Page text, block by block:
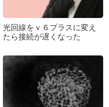
光回線をｖ６プラスに変え
たら接続が遅くなった